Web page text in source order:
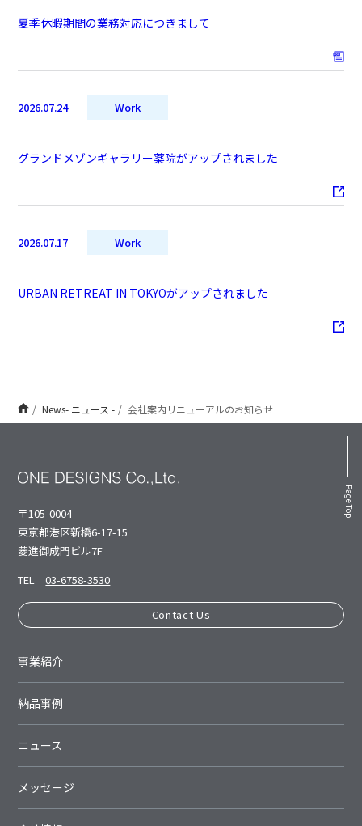
夏季休暇期間の業務対応につきまして
2026.07.24 Work
グランドメゾンギャラリー薬院がアップされました
2026.07.17 Work
URBAN RETREAT IN TOKYOがアップされました
News- ニュース - 会社案内リニューアルのお知らせ
Page Top
〒105-0004
東京都港区新橋6-17-15
菱進御成⾨ビル7F
TEL
03-6758-3530
Contact Us
事業紹介
納品事例
ニュース
メッセージ